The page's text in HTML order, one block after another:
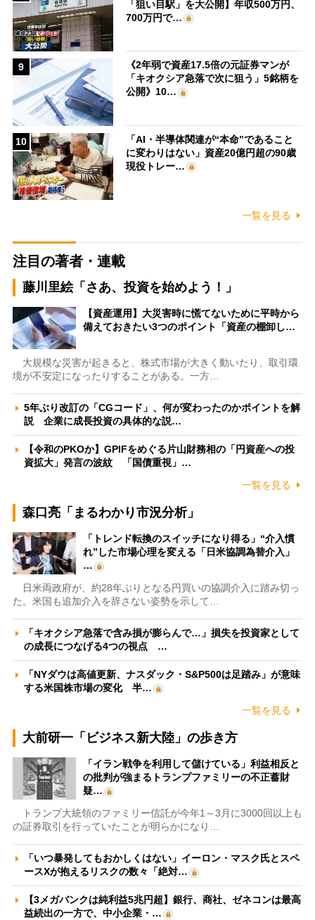
「狙い目駅」を大公開】年収500万円、
700万円で…
9
《2年弱で資産17.5倍の元証券マンが
「キオクシア急落で次に狙う」5銘柄を
公開》10…
10
「AI・半導体関連が“本命”であること
に変わりはない」資産20億円超の90歳
現役トレー…
一覧を見る
注目の著者・連載
藤川里絵「さあ、投資を始めよう！」
【資産運用】大災害時に慌てないために平時から
備えておきたい3つのポイント「資産の棚卸し…
大規模な災害が起きると、株式市場が大きく動いたり、取引環
境が不安定になったりすることがある。一方…
5年ぶり改訂の「CGコード」、何が変わったのかポイントを解
説 企業に成長投資の具体的な説…
【令和のPKOか】GPIFをめぐる片山財務相の「円資産への投
資拡大」発言の波紋 「国債重視」…
一覧を見る
森口亮「まるわかり市況分析」
「トレンド転換のスイッチになり得る」“介入慣
れ”した市場心理を変える「日米協調為替介入」
…
日米両政府が、約28年ぶりとなる円買いの協調介入に踏み切っ
た。米国も追加介入を辞さない姿勢を示して…
「キオクシア急落で含み損が膨らんで…」損失を投資家として
の成長につなげる4つの視点 …
「NYダウは高値更新、ナスダック・S&P500は足踏み」が意味
する米国株市場の変化 半…
一覧を見る
大前研一「ビジネス新大陸」の歩き方
「イラン戦争を利用して儲けている」利益相反と
の批判が強まるトランプファミリーの不正蓄財
疑…
トランプ大統領のファミリー信託が今年1～3月に3000回以上も
の証券取引を行っていたことが明らかになり…
「いつ暴発してもおかしくはない」イーロン・マスク氏とスペ
ースXが抱えるリスクの数々「絶対…
【3メガバンクは純利益5兆円超】銀行、商社、ゼネコンは最高
益続出の一方で、中小企業・…